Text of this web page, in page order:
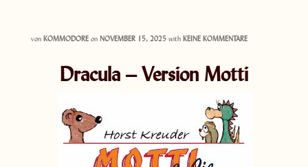
von KOMMODORE on NOVEMBER 15, 2025 with KEINE KOMMENTARE
Dracula – Version Motti